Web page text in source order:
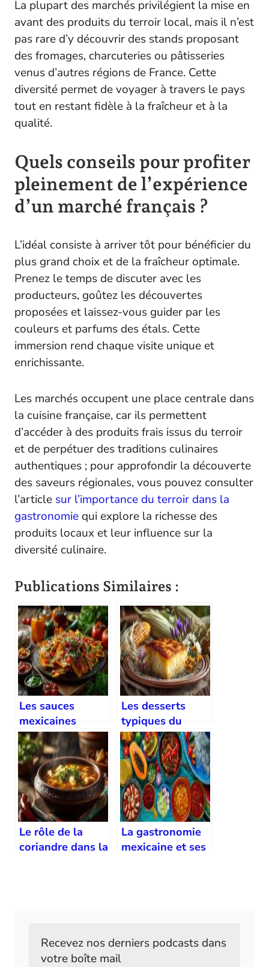
La plupart des marchés privilégient la mise en
avant des produits du terroir local, mais il n’est
pas rare d’y découvrir des stands proposant
des fromages, charcuteries ou pâtisseries
venus d’autres régions de France. Cette
diversité permet de voyager à travers le pays
tout en restant fidèle à la fraîcheur et à la
qualité.
Quels conseils pour profiter
pleinement de l’expérience
d’un marché français ?
L’idéal consiste à arriver tôt pour bénéficier du
plus grand choix et de la fraîcheur optimale.
Prenez le temps de discuter avec les
producteurs, goûtez les découvertes
proposées et laissez-vous guider par les
couleurs et parfums des étals. Cette
immersion rend chaque visite unique et
enrichissante.
Les marchés occupent une place centrale dans
la cuisine française, car ils permettent
d’accéder à des produits frais issus du terroir
et de perpétuer des traditions culinaires
authentiques ; pour approfondir la découverte
des saveurs régionales, vous pouvez consulter
l’article sur l’importance du terroir dans la
gastronomie qui explore la richesse des
produits locaux et leur influence sur la
diversité culinaire.
Publications Similaires :
Les sauces
mexicaines
incontournables
Les desserts
typiques du
Mexique
Le rôle de la
coriandre dans la
La gastronomie
mexicaine et ses
Recevez nos derniers podcasts dans
votre boîte mail